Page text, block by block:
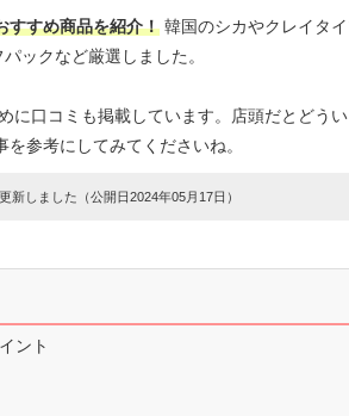
すすめ商品を紹介！ 韓国のシカやクレイタ
ックなど厳選しました。
に口コミも掲載しています。店頭だとどう
参考にしてみてくださいね。
しました（公開日2024年05月17日）
ント